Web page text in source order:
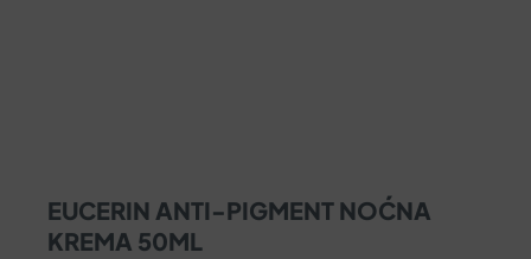
EUCERIN ANTI-PIGMENT NOĆNA
KREMA 50ML